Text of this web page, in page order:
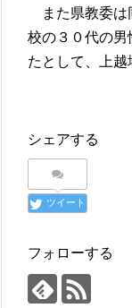
また県教委は
校の３０代の
たとして、上越
シェアする
ツイート
フォローする